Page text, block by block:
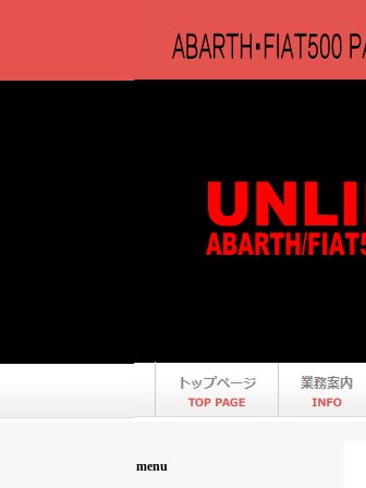
menu